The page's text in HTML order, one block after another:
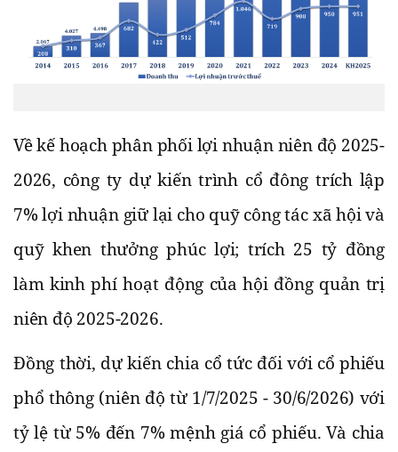
Về kế hoạch phân phối lợi nhuận niên độ 2025-
2026, công ty dự kiến trình cổ đông trích lập
7% lợi nhuận giữ lại cho quỹ công tác xã hội và
quỹ khen thưởng phúc lợi; trích 25 tỷ đồng
làm kinh phí hoạt động của hội đồng quản trị
niên độ 2025-2026.
Đồng thời, dự kiến chia cổ tức đối với cổ phiếu
phổ thông (niên độ từ 1/7/2025 - 30/6/2026) với
tỷ lệ từ 5% đến 7% mệnh giá cổ phiếu. Và chia